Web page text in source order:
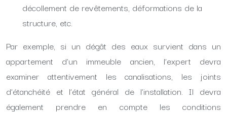
décollement de revêtements, déformations de la
structure, etc.
Par exemple, si un dégât des eaux survient dans un
appartement d’un immeuble ancien, l’expert devra
examiner attentivement les canalisations, les joints
d’étanchéité et l’état général de l’installation. Il devra
également prendre en compte les conditions